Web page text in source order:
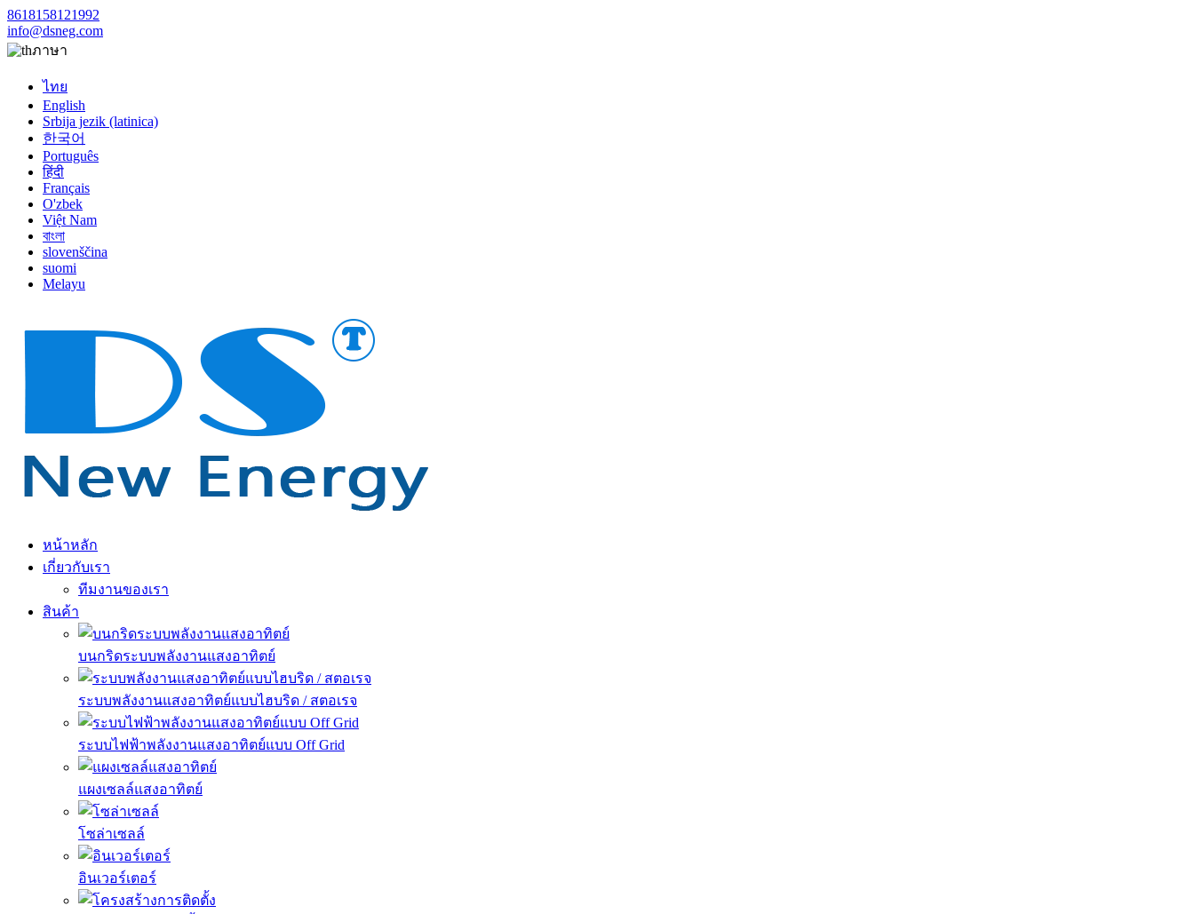
8618158121992
info@dsneg.com
ภาษา
ไทย
English
Srbija jezik (latinica)
한국어
Português
हिंदी
Français
O'zbek
Việt Nam
বাংলা
slovenščina
suomi
Melayu
หน้าหลัก
เกี่ยวกับเรา
ทีมงานของเรา
สินค้า
บนกริดระบบพลังงานแสงอาทิตย์
ระบบพลังงานแสงอาทิตย์แบบไฮบริด / สตอเรจ
ระบบไฟฟ้าพลังงานแสงอาทิตย์แบบ Off Grid
แผงเซลล์แสงอาทิตย์
โซล่าเซลล์
อินเวอร์เตอร์